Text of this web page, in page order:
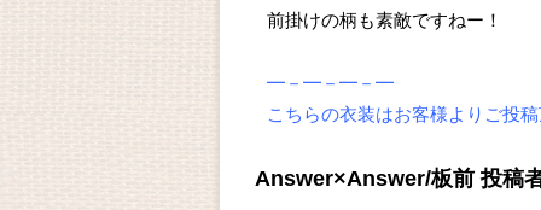
前掛けの柄も素敵ですねー！
━－━－━－━
こちらの衣装はお客様よりご投
Answer×Answer/板前 投稿